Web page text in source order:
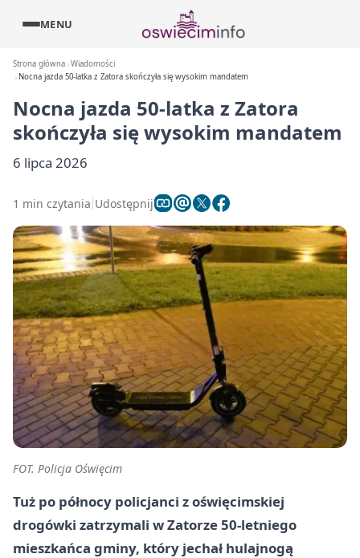
MENU
Strona główna Wiadomości
Nocna jazda 50-latka z Zatora skończyła się wysokim mandatem
Nocna jazda 50-latka z Zatora
skończyła się wysokim mandatem
6 lipca 2026
1 min czytania Udostępnij
FOT. Policja Oświęcim
Tuż po północy policjanci z oświęcimskiej
drogówki zatrzymali w Zatorze 50-letniego
mieszkańca gminy, który jechał hulajnogą